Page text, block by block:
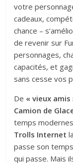
votre
cadeaux,
chance –
de revenir sur
personnages,
capacités, et
sans cesse vos
De « vieux amis
Camion de
temps
Trolls Internet
passe son
qui passe. Mais